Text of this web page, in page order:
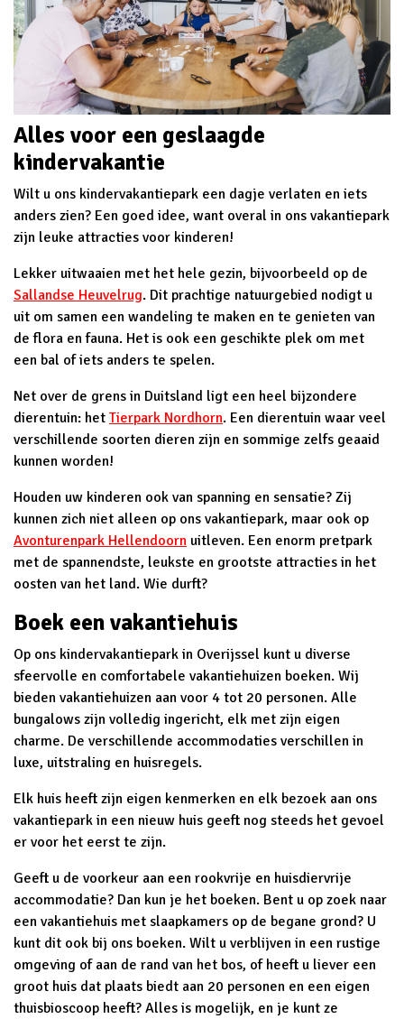
Alles voor een geslaagde
kindervakantie
Wilt u ons kindervakantiepark een dagje verlaten en iets
anders zien? Een goed idee, want overal in ons vakantiepark
zijn leuke attracties voor kinderen!
Lekker uitwaaien met het hele gezin, bijvoorbeeld op de
Sallandse Heuvelrug. Dit prachtige natuurgebied nodigt u
uit om samen een wandeling te maken en te genieten van
de flora en fauna. Het is ook een geschikte plek om met
een bal of iets anders te spelen.
Net over de grens in Duitsland ligt een heel bijzondere
dierentuin: het Tierpark Nordhorn. Een dierentuin waar veel
verschillende soorten dieren zijn en sommige zelfs geaaid
kunnen worden!
Houden uw kinderen ook van spanning en sensatie? Zij
kunnen zich niet alleen op ons vakantiepark, maar ook op
Avonturenpark Hellendoorn uitleven. Een enorm pretpark
met de spannendste, leukste en grootste attracties in het
oosten van het land. Wie durft?
Boek een vakantiehuis
Op ons kindervakantiepark in Overijssel kunt u diverse
sfeervolle en comfortabele vakantiehuizen boeken. Wij
bieden vakantiehuizen aan voor 4 tot 20 personen. Alle
bungalows zijn volledig ingericht, elk met zijn eigen
charme. De verschillende accommodaties verschillen in
luxe, uitstraling en huisregels.
Elk huis heeft zijn eigen kenmerken en elk bezoek aan ons
vakantiepark in een nieuw huis geeft nog steeds het gevoel
er voor het eerst te zijn.
Geeft u de voorkeur aan een rookvrije en huisdiervrije
accommodatie? Dan kun je het boeken. Bent u op zoek naar
een vakantiehuis met slaapkamers op de begane grond? U
kunt dit ook bij ons boeken. Wilt u verblijven in een rustige
omgeving of aan de rand van het bos, of heeft u liever een
groot huis dat plaats biedt aan 20 personen en een eigen
thuisbioscoop heeft? Alles is mogelijk, en je kunt ze